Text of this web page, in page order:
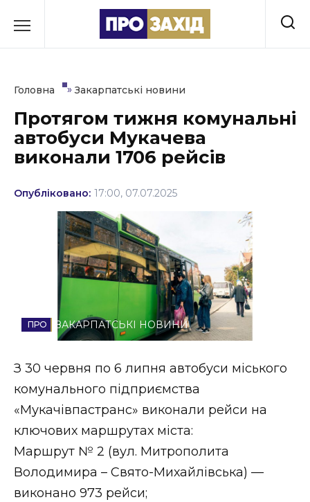
до
Культура
Освіта
Події
Політика
Соціум
Спорт
Стиль життя
Втрачений Ужгород (відеоверсія)
ЗАКАРПАТСЬКІ НОВИНИ
Головна » Закарпатські новини
Протягом тижня комунальні
автобуси Мукачева
виконали 1706 рейсів
Опубліковано: 17:00, 07.07.2025
ЗАКАРПАТСЬКІ НОВИНИ
З 30 червня по 6 липня автобуси міського
комунального підприємства
«Мукачівпастранс» виконали рейси на
ключових маршрутах міста:
Маршрут № 2 (вул. Митрополита
Володимира – Свято-Михайлівська) —
виконано 973 рейси;